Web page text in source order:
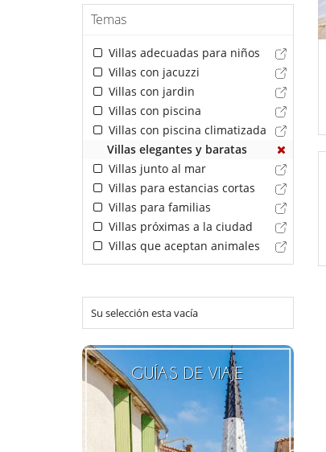
Temas
Villas adecuadas para niños
Villas con jacuzzi
Villas con jardin
Villas con piscina
Villas con piscina climatizada
Villas elegantes y baratas
Villas junto al mar
Villas para estancias cortas
Villas para familias
Villas próximas a la ciudad
Villas que aceptan animales
Su selección esta vacía
GUÍAS DE VIAJE